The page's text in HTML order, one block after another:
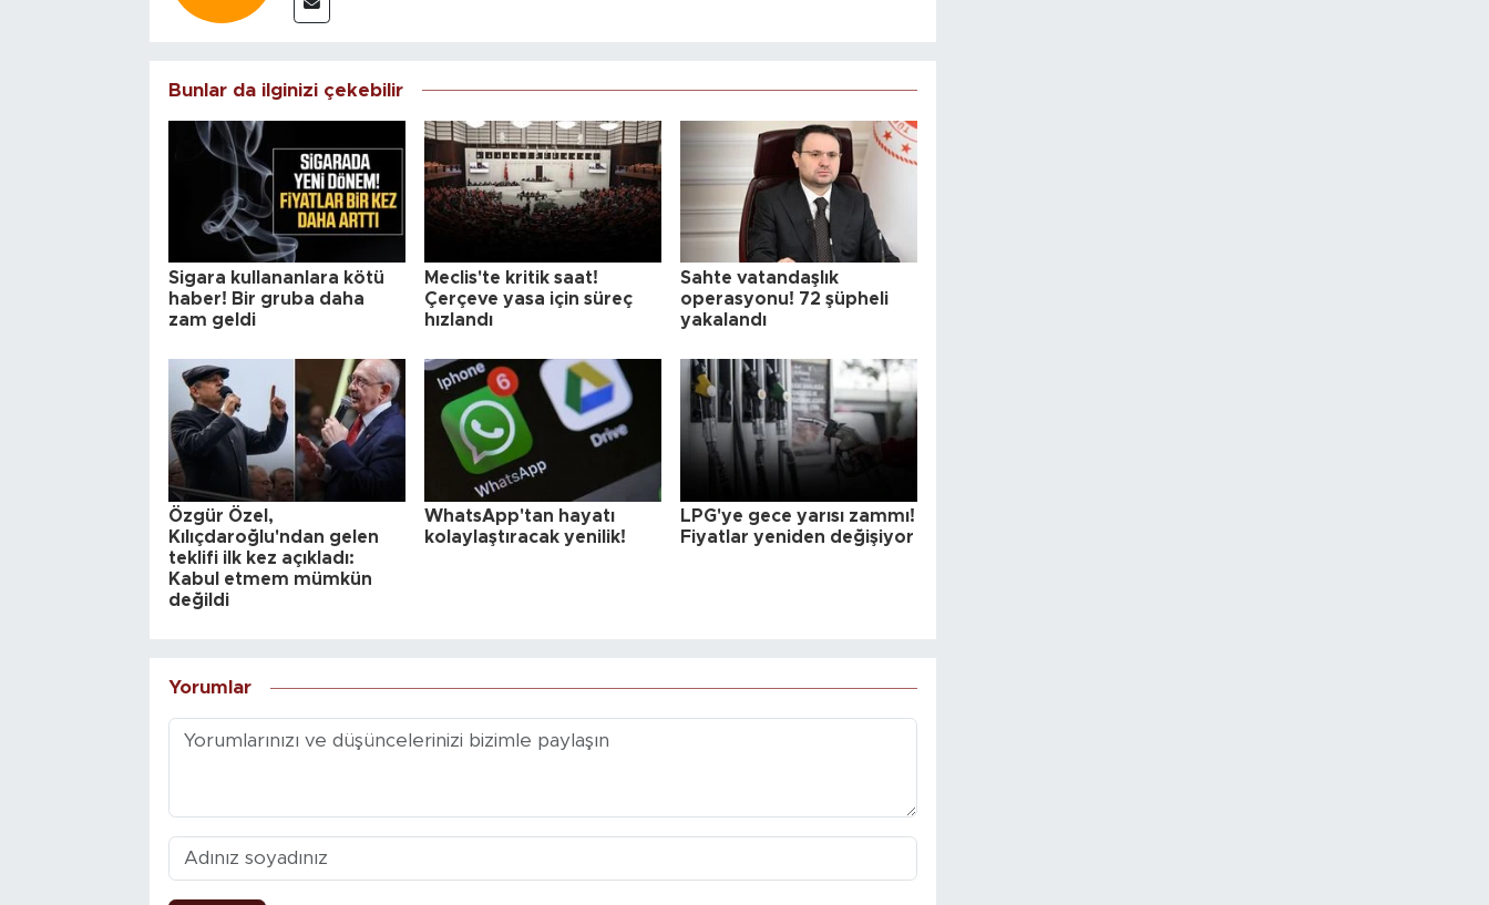
Bunlar da ilginizi çekebilir
Sigara kullananlara kötü
haber! Bir gruba daha
zam geldi
Meclis'te kritik saat!
Çerçeve yasa için süreç
hızlandı
Sahte vatandaşlık
operasyonu! 72 şüpheli
yakalandı
Özgür Özel,
Kılıçdaroğlu'ndan gelen
teklifi ilk kez açıkladı:
Kabul etmem mümkün
değildi
WhatsApp'tan hayatı
kolaylaştıracak yenilik!
LPG'ye gece yarısı zammı!
Fiyatlar yeniden değişiyor
Yorumlar